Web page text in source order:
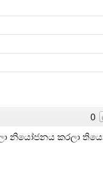
0
නියෝජනය කරලා